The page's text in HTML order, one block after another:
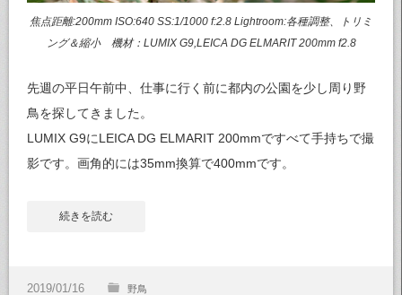
焦点距離:200mm ISO:640 SS:1/1000 f:2.8 Lightroom:各種調整、トリミ
ング＆縮小 機材：LUMIX G9,LEICA DG ELMARIT 200mm f2.8
先週の平日午前中、仕事に行く前に都内の公園を少し周り野
鳥を探してきました。
LUMIX G9にLEICA DG ELMARIT 200mmですべて手持ちで撮
影です。画角的には35mm換算で400mmです。
続きを読む
野鳥